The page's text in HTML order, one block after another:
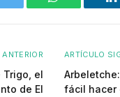
WhatsApp
Trigo, el
de El
ARTÍCULO
fácil hacer